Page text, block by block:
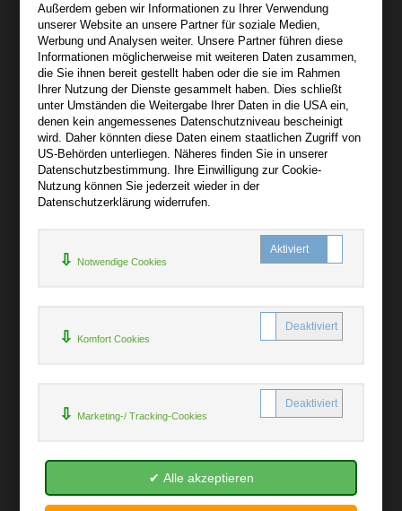
Wir sind gerne für Sie persönlich da.
Über audiooo.net
AGB
Impressum
Widerruf
Datenschutz
Bibliotheksrabatt
MARC21-Datenimport
Rund um Ihren Einkauf
Erweiterte Suche
Außerdem geben wir Informationen zu Ihrer Verwendung
unserer Website an unsere Partner für soziale Medien,
Werbung und Analysen weiter. Unsere Partner führen diese
Informationen möglicherweise mit weiteren Daten zusammen,
die Sie ihnen bereit gestellt haben oder die sie im Rahmen
Ihrer Nutzung der Dienste gesammelt haben. Dies schließt
unter Umständen die Weitergabe Ihrer Daten in die USA ein,
denen kein angemessenes Datenschutzniveau bescheinigt
wird. Daher könnten diese Daten einem staatlichen Zugriff von
US-Behörden unterliegen. Näheres finden Sie in unserer
Datenschutzbestimmung. Ihre Einwilligung zur Cookie-
Nutzung können Sie jederzeit wieder in der
Datenschutzerklärung widerrufen.
Notwendige Cookies
Komfort Cookies
Marketing-/ Tracking-Cookies